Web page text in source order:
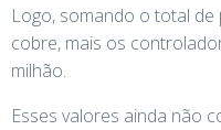
Logo, somando o total
cobre, mais os
milhão.
Esses valores ainda não